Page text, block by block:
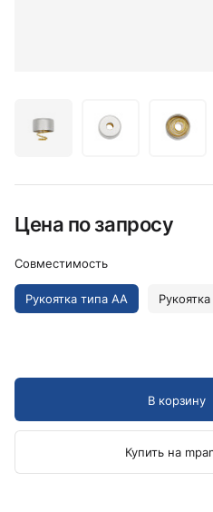
Цена по запросу
Совместимость
Рукоятка типа AA
В корзину
Купить на